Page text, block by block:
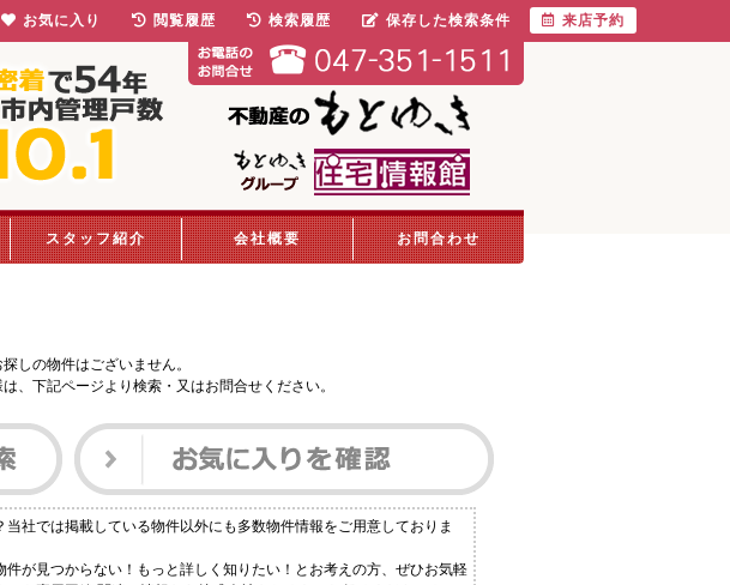
スタッフ紹介 会社概要 お問合わせ
しの物件はございません。
、下記ページより検索・又はお問合せください。
社では掲載している物件以外にも多数物件情報をご用意しておりま
が見つからない！もっと詳しく知りたい！とお考えの方、ぜひお気軽
お気に入り 閲覧履歴 検索履歴 保存した検索条件 来店予約